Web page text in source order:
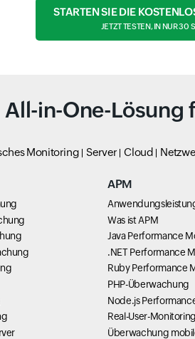
STARTEN SIE DIE
JETZT TESTEN, IN NUR
All-in-One-Lösung
Monitoring Server Cloud
APM
Was ist APM
Java Performance
.NET Performance
Ruby Performance
PHP-Überwachung
Node.js
Real-User-Monitoring
Überwachung